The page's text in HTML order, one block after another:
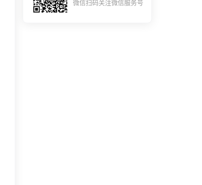
微信扫码关注微信服务号